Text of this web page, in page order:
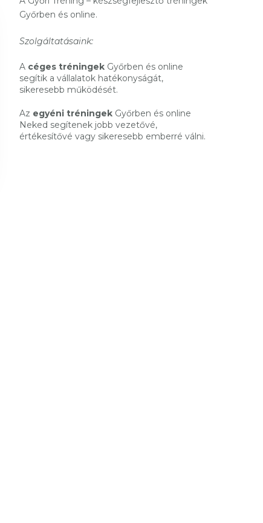
Győrben és online.
Szolgáltatásaink:
A céges tréningek Győrben és online
segítik a vállalatok hatékonyságát,
sikeresebb működését.
Az egyéni tréningek Győrben és online
Neked segítenek jobb vezetővé,
értékesítővé vagy sikeresebb emberré válni.